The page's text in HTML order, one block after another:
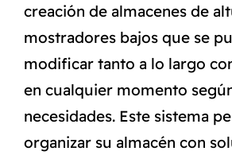
creación de almacenes de
mostradores bajos que se
modificar tanto a lo largo
en cualquier momento
necesidades. Este sistema
organizar su almacén con